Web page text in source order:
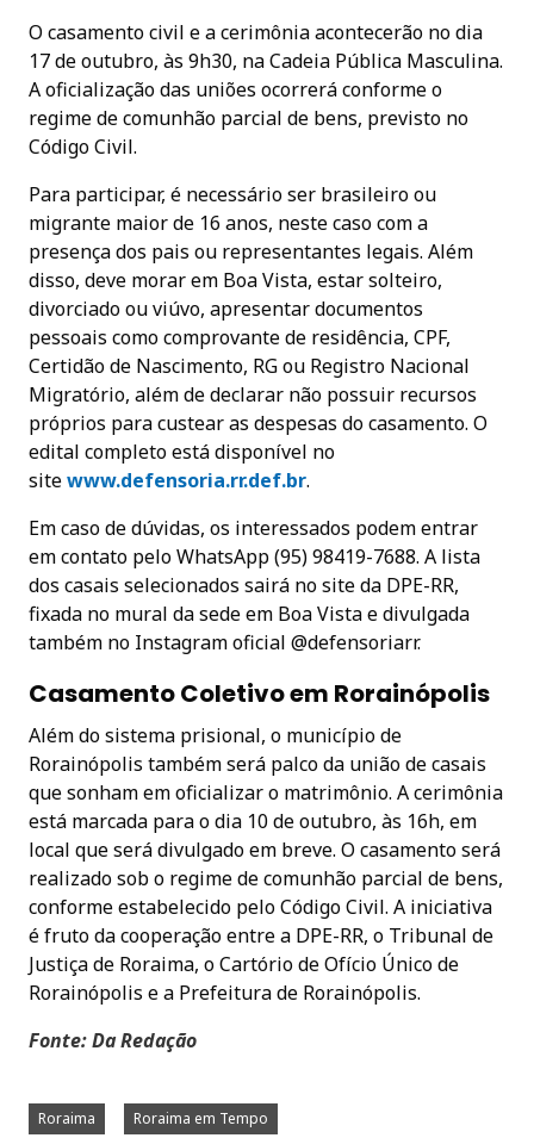
O casamento civil e a cerimônia acontecerão no dia
17 de outubro, às 9h30, na Cadeia Pública Masculina.
A oficialização das uniões ocorrerá conforme o
regime de comunhão parcial de bens, previsto no
Código Civil.
Para participar, é necessário ser brasileiro ou
migrante maior de 16 anos, neste caso com a
presença dos pais ou representantes legais. Além
disso, deve morar em Boa Vista, estar solteiro,
divorciado ou viúvo, apresentar documentos
pessoais como comprovante de residência, CPF,
Certidão de Nascimento, RG ou Registro Nacional
Migratório, além de declarar não possuir recursos
próprios para custear as despesas do casamento. O
edital completo está disponível no
sitewww.defensoria.rr.def.br.
Em caso de dúvidas, os interessados podem entrar
em contato pelo WhatsApp (95) 98419-7688. A lista
dos casais selecionados sairá no site da DPE-RR,
fixada no mural da sede em Boa Vista e divulgada
também no Instagram oficial @defensoriarr.
Casamento Coletivo em Rorainópolis
Além do sistema prisional, o município de
Rorainópolis também será palco da união de casais
que sonham em oficializar o matrimônio. A cerimônia
está marcada para o dia 10 de outubro, às 16h, em
local que será divulgado em breve. O casamento será
realizado sob o regime de comunhão parcial de bens,
conforme estabelecido pelo Código Civil. A iniciativa
é fruto da cooperação entre a DPE-RR, o Tribunal de
Justiça de Roraima, o Cartório de Ofício Único de
Rorainópolis e a Prefeitura de Rorainópolis.
Fonte: Da Redação
Roraima Roraima em Tempo